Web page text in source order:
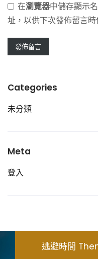
在瀏覽器中儲存顯示
址，以供下次發佈留言時
Categories
未分類
Meta
登入
逃避時間